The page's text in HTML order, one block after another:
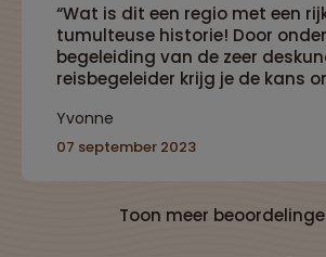
“Wat is dit een regio met een
tumulteuse historie! Door onder
begeleiding van de zeer
reisbegeleider krijg je de kans
eten en goede wijn onlijsten
ervaring.”
Yvonne
07 september 2023
Toon meer